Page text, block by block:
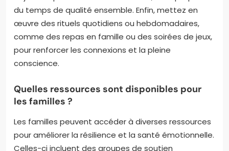
du temps de qualité ensemble. Enfin, mettez en
œuvre des rituels quotidiens ou hebdomadaires,
comme des repas en famille ou des soirées de jeux,
pour renforcer les connexions et la pleine
conscience.
Quelles ressources sont disponibles pour
les familles ?
Les familles peuvent accéder à diverses ressources
pour améliorer la résilience et la santé émotionnelle.
Celles-ci incluent des groupes de soutien